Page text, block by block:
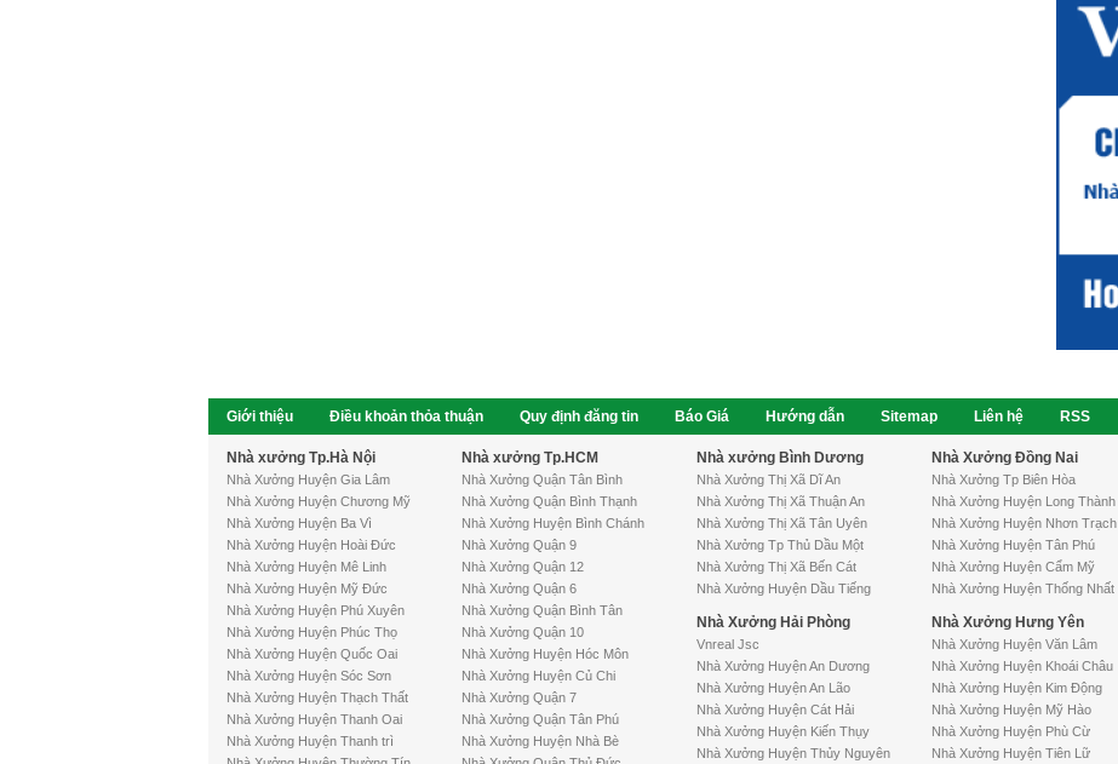
Giới thiệu Điều khoản thỏa thuận Quy định đăng tin Báo Giá Hướng dẫn Sitemap Liên hệ RSS
Nhà Xưởng Huyện Gia Lâm
Nhà Xưởng Huyện Chương Mỹ
Nhà Xưởng Huyện Ba Vì
Nhà Xưởng Huyện Hoài Đức
Nhà Xưởng Huyện Mê Linh
Nhà Xưởng Huyện Mỹ Đức
Nhà Xưởng Huyện Phú Xuyên
Nhà Xưởng Huyện Phúc Thọ
Nhà Xưởng Huyện Quốc Oai
Nhà Xưởng Huyện Sóc Sơn
Nhà Xưởng Huyện Thạch Thất
Nhà Xưởng Huyện Thanh Oai
Nhà Xưởng Huyện Thanh trì
Nhà xưởng Tp.HCM
Nhà Xưởng Quận Tân Bình
Nhà Xưởng Quận Bình Thạnh
Nhà Xưởng Huyện Bình Chánh
Nhà Xưởng Quận 9
Nhà Xưởng Quận 12
Nhà Xưởng Quận 6
Nhà Xưởng Quận Bình Tân
Nhà Xưởng Quận 10
Nhà Xưởng Huyện Hóc Môn
Nhà Xưởng Huyện Củ Chi
Nhà Xưởng Quận 7
Nhà Xưởng Quận Tân Phú
Nhà Xưởng Huyện Nhà Bè
Nhà xưởng Bình Dương
Nhà Xưởng Thị Xã Dĩ An
Nhà Xưởng Thị Xã Thuận An
Nhà Xưởng Thị Xã Tân Uyên
Nhà Xưởng Tp Thủ Dầu Một
Nhà Xưởng Thị Xã Bến Cát
Nhà Xưởng Huyện Dầu Tiếng
Nhà Xưởng Hải Phòng
Vnreal Jsc
Nhà Xưởng Huyện An Dương
Nhà Xưởng Huyện An Lão
Nhà Xưởng Huyện Cát Hải
Nhà Xưởng Huyện Kiến Thụy
Nhà Xưởng Huyện Thủy Nguyên
Nhà Xưởng Đồng Nai
Nhà Xưởng Tp Biên Hòa
Nhà Xưởng Huyện Long Thành
Nhà Xưởng Huyện Nhơn Trạch
Nhà Xưởng Huyện Tân Phú
Nhà Xưởng Huyện Cẩm Mỹ
Nhà Xưởng Huyện Thống Nhất
Nhà Xưởng Hưng Yên
Nhà Xưởng Huyện Văn Lâm
Nhà Xưởng Huyện Khoái Châu
Nhà Xưởng Huyện Kim Động
Nhà Xưởng Huyện Mỹ Hào
Nhà Xưởng Huyện Phù Cừ
Nhà Xưởng Huyện Tiên Lữ